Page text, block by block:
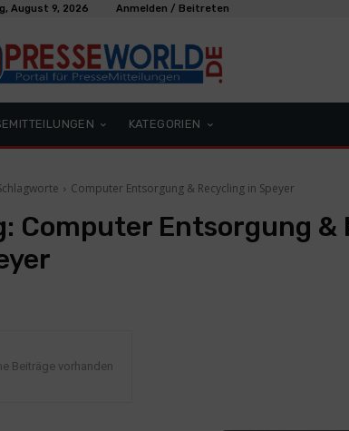
August 9, 2026 Anmelden / Beitreten
KATEGORIEN
Computer Entsorgung & Recycling in Speyer
Computer Entsorgung &
Beiträge vorhanden